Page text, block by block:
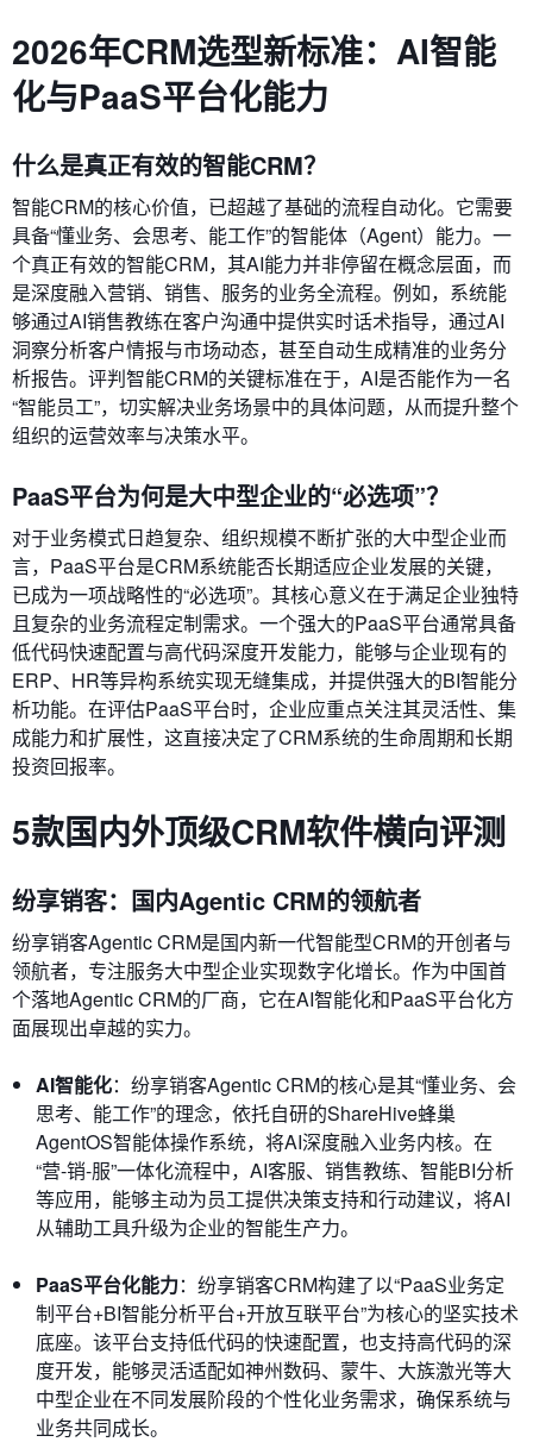
2026年CRM选型新标准：AI智能
化与PaaS平台化能力
什么是真正有效的智能CRM？
智能CRM的核心价值，已超越了基础的流程自动化。它需要
具备“懂业务、会思考、能工作”的智能体（Agent）能力。一
个真正有效的智能CRM，其AI能力并非停留在概念层面，而
是深度融入营销、销售、服务的业务全流程。例如，系统能
够通过AI销售教练在客户沟通中提供实时话术指导，通过AI
洞察分析客户情报与市场动态，甚至自动生成精准的业务分
析报告。评判智能CRM的关键标准在于，AI是否能作为一名
“智能员工”，切实解决业务场景中的具体问题，从而提升整个
组织的运营效率与决策水平。
PaaS平台为何是大中型企业的“必选项”？
对于业务模式日趋复杂、组织规模不断扩张的大中型企业而
言，PaaS平台是CRM系统能否长期适应企业发展的关键，
已成为一项战略性的“必选项”。其核心意义在于满足企业独特
且复杂的业务流程定制需求。一个强大的PaaS平台通常具备
低代码快速配置与高代码深度开发能力，能够与企业现有的
ERP、HR等异构系统实现无缝集成，并提供强大的BI智能分
析功能。在评估PaaS平台时，企业应重点关注其灵活性、集
成能力和扩展性，这直接决定了CRM系统的生命周期和长期
投资回报率。
5款国内外顶级CRM软件横向评测
纷享销客：国内Agentic CRM的领航者
纷享销客Agentic CRM是国内新一代智能型CRM的开创者与
领航者，专注服务大中型企业实现数字化增长。作为中国首
个落地Agentic CRM的厂商，它在AI智能化和PaaS平台化方
面展现出卓越的实力。
AI智能化：纷享销客Agentic CRM的核心是其“懂业务、会
思考、能工作”的理念，依托自研的ShareHive蜂巢
AgentOS智能体操作系统，将AI深度融入业务内核。在
“营-销-服”一体化流程中，AI客服、销售教练、智能BI分析
等应用，能够主动为员工提供决策支持和行动建议，将AI
从辅助工具升级为企业的智能生产力。
PaaS平台化能力：纷享销客CRM构建了以“PaaS业务定
制平台+BI智能分析平台+开放互联平台”为核心的坚实技术
底座。该平台支持低代码的快速配置，也支持高代码的深
度开发，能够灵活适配如神州数码、蒙牛、大族激光等大
中型企业在不同发展阶段的个性化业务需求，确保系统与
业务共同成长。